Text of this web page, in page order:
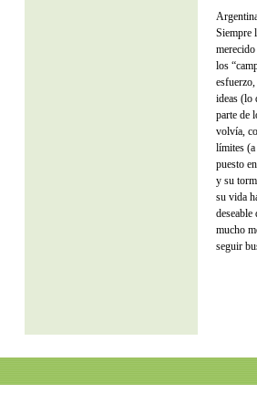
Siempre
los
ideas (lo
parte de
volvía,
límites (a
puesto
y su
su vida
deseable
mucho
seguir